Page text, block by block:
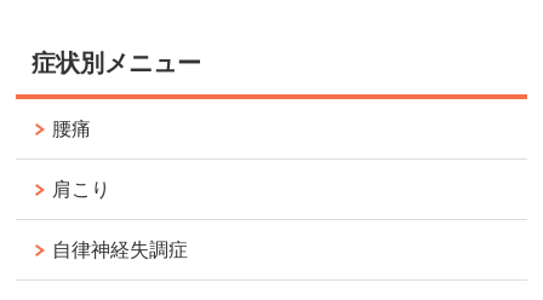
症状別メニュー
腰痛
肩こり
自律神経失調症